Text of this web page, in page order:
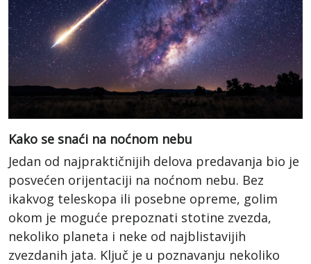
Kako se snaći na noćnom nebu
Jedan od najpraktičnijih delova predavanja bio je
posvećen orijentaciji na noćnom nebu. Bez
ikakvog teleskopa ili posebne opreme, golim
okom je moguće prepoznati stotine zvezda,
nekoliko planeta i neke od najblistavijih
zvezdanih jata. Ključ je u poznavanju nekoliko